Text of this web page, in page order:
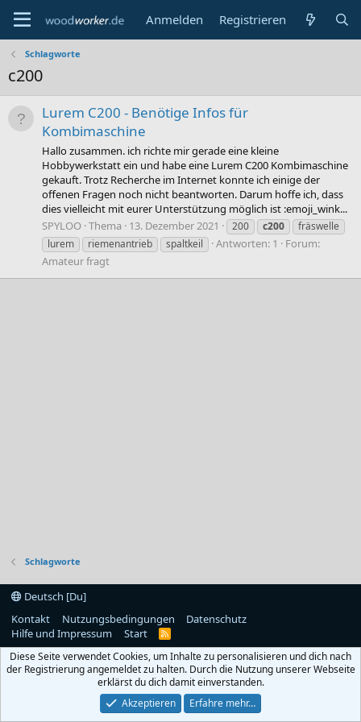
Anmelden Registrieren
Schlagworte
c200
Lurem C200 - Benötige Infos für
Kombimaschine
Hallo zusammen. ich richte mir gerade eine kleine
Hobbywerkstatt ein und habe eine Lurem C200 Kombimaschine
gekauft. Trotz Recherche im Internet konnte ich einige der
offenen Fragen noch nicht beantworten. Darum hoffe ich, dass
dies vielleicht mit eurer Unterstützung möglich ist :emoji_wink...
SPYLOO Thema 13. Dezember 2021 200 c200
fräswelle
lurem
riemenantrieb spaltkeil Antworten: 1
Forum:
Amateur fragt
Schlagworte
Deutsch [Du]
Kontakt
Nutzungsbedingungen
Datenschutz
Hilfe und Impressum
Start
R
S
Diese Seite verwendet Cookies, um Inhalte zu personalisieren und dich nach
der Registrierung angemeldet zu halten. Durch die Nutzung unserer Webseite
erklärst du dich damit einverstanden.
Akzeptieren
Erfahre mehr…